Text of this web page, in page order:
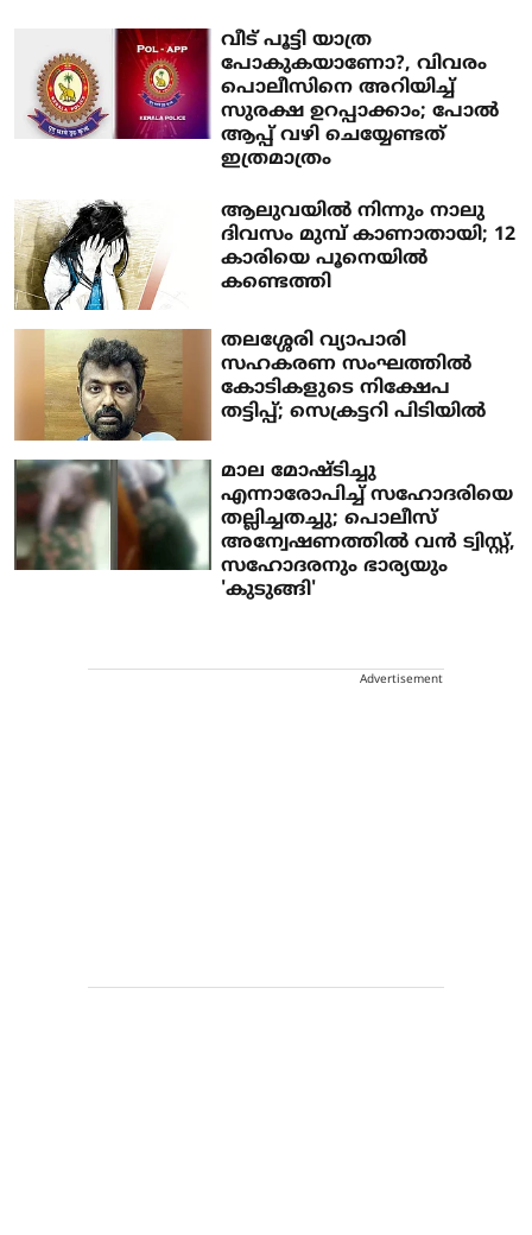
വീട് പൂട്ടി യാത്ര
പോകുകയാണോ?, വിവരം
പൊലീസിനെ അറിയിച്ച്
സുരക്ഷ ഉറപ്പാക്കാം; പോല്‍
ആപ്പ് വഴി ചെയ്യേണ്ടത്
ഇത്രമാത്രം
ആലുവയില്‍ നിന്നും നാലു
ദിവസം മുമ്പ് കാണാതായി; 12
കാരിയെ പൂനെയില്‍
കണ്ടെത്തി
തലശ്ശേരി വ്യാപാരി
സഹകരണ സംഘത്തില്‍
കോടികളുടെ നിക്ഷേപ
തട്ടിപ്പ്; സെക്രട്ടറി പിടിയില്‍
മാല മോഷ്ടിച്ചു
എന്നാരോപിച്ച് സഹോദരിയെ
തല്ലിച്ചതച്ചു; പൊലീസ്
അന്വേഷണത്തിൽ വൻ ട്വിസ്റ്റ്,
സഹോദരനും ഭാര്യയും
'കുടുങ്ങി'
Advertisement